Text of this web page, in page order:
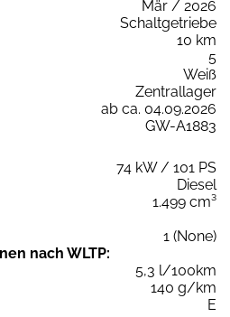
Mär / 2026
Schaltgetriebe
10 km
5
Weiß
Zentrallager
ab ca. 04.09.2026
GW-A1883
74 kW / 101 PS
Diesel
1.499 cm³
1 (None)
nach WLTP:
5,3 l/100km
140 g/km
E